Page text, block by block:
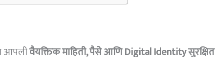
आपलीवैयक्तिक माहिती, पैसे आणि Digital Identity सुरक्षित